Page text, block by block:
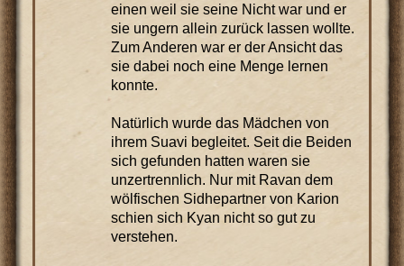
einen weil sie seine Nicht war und er
sie ungern allein zurück lassen wollte.
Zum Anderen war er der Ansicht das
sie dabei noch eine Menge lernen
konnte.
Natürlich wurde das Mädchen von
ihrem Suavi begleitet. Seit die Beiden
sich gefunden hatten waren sie
unzertrennlich. Nur mit Ravan dem
wölfischen Sidhepartner von Karion
schien sich Kyan nicht so gut zu
verstehen.